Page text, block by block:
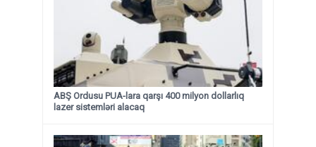
ABŞ Ordusu PUA-lara qarşı 400 milyon dollarlıq
lazer sistemləri alacaq